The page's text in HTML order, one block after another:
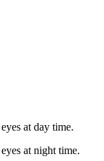
at day time.
at night time.